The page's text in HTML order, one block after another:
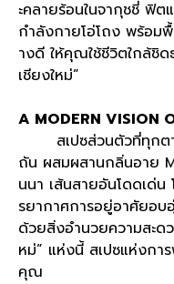
ะคลายร้อนในจากุชชี่ ฟิต
กำลังกายโอ่โถง พร้อม
างดี ให้คุณใช้ชีวิตใกล้ชิ
เชียงใหม่”
A MODERN VISION
สเปซส่วนตัวที่ทุก
ถัน ผสมผสานกลิ่นอาย
นนา เส้นสายอันโดดเด่น
รยากาศการอยู่อาศัยอบ
ด้วยสิ่งอำนวยความสะด
หม่” แห่งนี้ สเปซแห่งกา
คุณ